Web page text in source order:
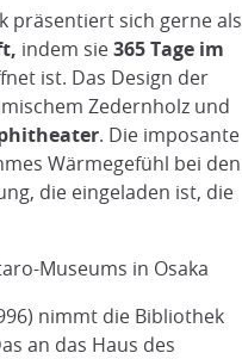
präsentiert sich gerne als
indem sie365 Tage im
ist. Das Design der
Zedernholz und
. Die imposante
Wärmegefühl bei den
die eingeladen ist, die
Museums in Osaka
nimmt die Bibliothek
an das Haus des